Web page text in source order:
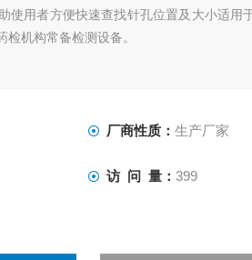
使用者方便快速查找针孔位置及大小适用
机构常备检测设备。
厂商性质： 生产厂家
访 问 量： 399